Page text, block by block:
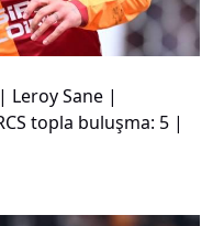
Leroy Sane |
topla buluşma: 5 |